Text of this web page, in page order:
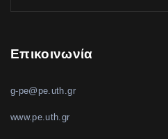
Επικοινωνία
g-pe@pe.uth.gr
www.pe.uth.gr